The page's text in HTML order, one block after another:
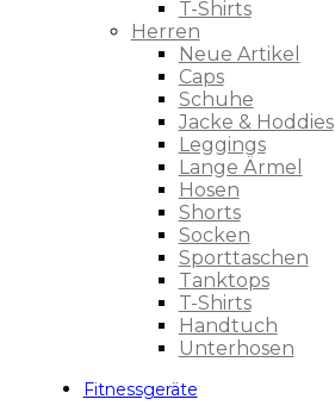
T-Shirts
Herren
Neue Artikel
Caps
Schuhe
Jacke & Hoddies
Leggings
Lange Ärmel
Hosen
Shorts
Socken
Sporttaschen
Tanktops
T-Shirts
Handtuch
Unterhosen
Fitnessgeräte